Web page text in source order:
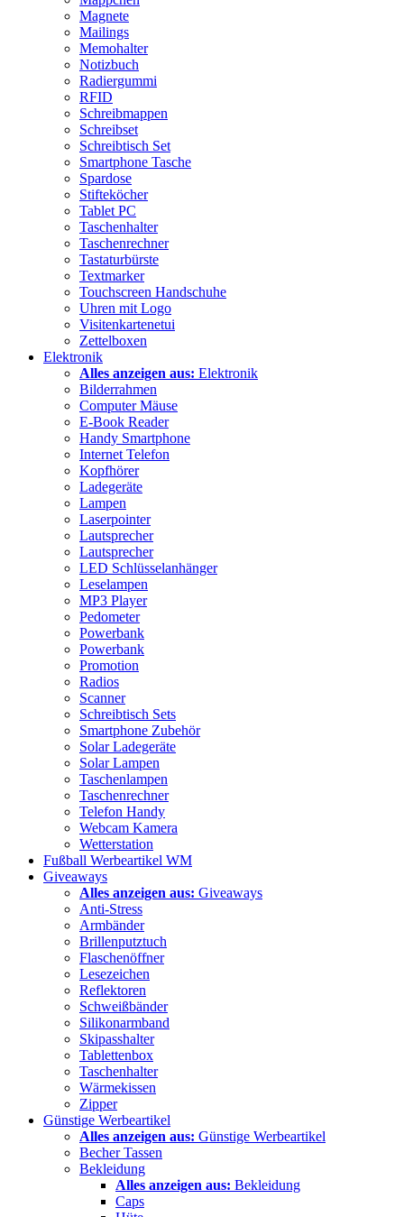
Magnete
Mailings
Memohalter
Notizbuch
Radiergummi
RFID
Schreibmappen
Schreibset
Schreibtisch Set
Smartphone Tasche
Spardose
Stifteköcher
Tablet PC
Taschenhalter
Taschenrechner
Tastaturbürste
Textmarker
Touchscreen Handschuhe
Uhren mit Logo
Visitenkartenetui
Zettelboxen
Elektronik
Alles anzeigen aus: Elektronik
Bilderrahmen
Computer Mäuse
E-Book Reader
Handy Smartphone
Internet Telefon
Kopfhörer
Ladegeräte
Lampen
Laserpointer
Lautsprecher
Lautsprecher
LED Schlüsselanhänger
Leselampen
MP3 Player
Pedometer
Powerbank
Powerbank
Promotion
Radios
Scanner
Schreibtisch Sets
Smartphone Zubehör
Solar Ladegeräte
Solar Lampen
Taschenlampen
Taschenrechner
Telefon Handy
Webcam Kamera
Wetterstation
Fußball Werbeartikel WM
Giveaways
Alles anzeigen aus: Giveaways
Anti-Stress
Armbänder
Brillenputztuch
Flaschenöffner
Lesezeichen
Reflektoren
Schweißbänder
Silikonarmband
Skipasshalter
Tablettenbox
Taschenhalter
Wärmekissen
Zipper
Günstige Werbeartikel
Alles anzeigen aus: Günstige Werbeartikel
Becher Tassen
Bekleidung
Alles anzeigen aus: Bekleidung
Caps